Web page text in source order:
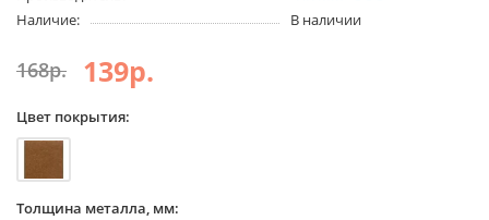
Наличие:
В наличии
168р. 139р.
Цвет покрытия:
Толщина металла, мм: